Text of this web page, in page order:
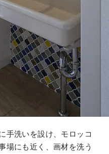
手洗いを設け、モロッコ
場にも近く、画材を洗う